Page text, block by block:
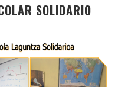
SOLIDARIO